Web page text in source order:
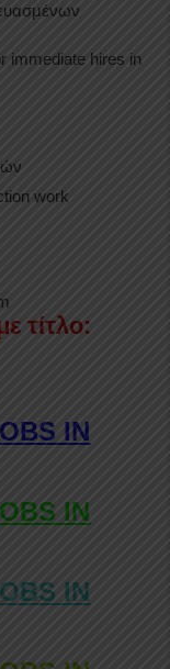
immediate hires in
work
τίτλο:
IN
IN
IN